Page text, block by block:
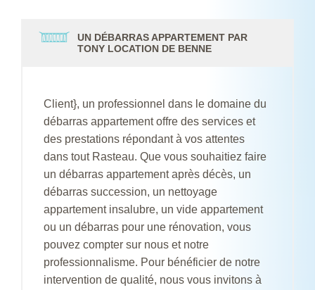
UN DÉBARRAS APPARTEMENT PAR
TONY LOCATION DE BENNE
Client}, un professionnel dans le domaine du
débarras appartement offre des services et
des prestations répondant à vos attentes
dans tout Rasteau. Que vous souhaitiez faire
un débarras appartement après décès, un
débarras succession, un nettoyage
appartement insalubre, un vide appartement
ou un débarras pour une rénovation, vous
pouvez compter sur nous et notre
professionnalisme. Pour bénéficier de notre
intervention de qualité, nous vous invitons à